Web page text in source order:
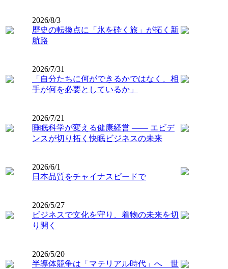
2026/8/3
歴史の転換点に「氷を砕く旅」が拓く新
航路
2026/7/31
「自分たちに何ができるかではなく、相
手が何を必要としているか」
2026/7/21
睡眠科学が変える健康経営 ―― エビデ
ンスが切り拓く快眠ビジネスの未来
2026/6/1
日本品質をチャイナスピードで
2026/5/27
ビジネスで文化を守り、着物の未来を切
り開く
2026/5/20
半導体競争は「マテリアル時代」へ 世